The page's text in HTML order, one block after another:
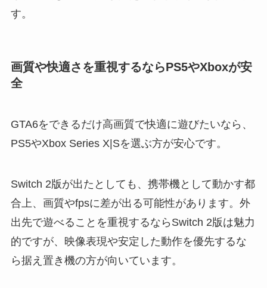
す。
画質や快適さを重視するならPS5やXboxが安
全
GTA6をできるだけ高画質で快適に遊びたいなら、
PS5やXbox Series X|Sを選ぶ方が安心です。
Switch 2版が出たとしても、携帯機として動かす都
合上、画質やfpsに差が出る可能性があります。外
出先で遊べることを重視するならSwitch 2版は魅力
的ですが、映像表現や安定した動作を優先するな
ら据え置き機の方が向いています。